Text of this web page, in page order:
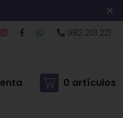
982 201 221
0 artículos